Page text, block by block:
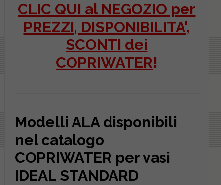
CLIC QUI al NEGOZIO per
PREZZI, DISPONIBILITA',
SCONTI dei
COPRIWATER!
Modelli ALA disponibili
nel catalogo
COPRIWATER per vasi
IDEAL STANDARD